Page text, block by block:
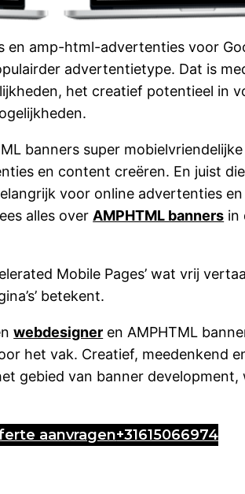
en amp-html-advertenties voor
advertentietype. Dat is
het creatief potentieel in
banners super mobielvriendelijke
en content creëren. En juist
voor online advertenties en
alles overAMPHTML banners in
Mobile Pages’ wat vrij
betekent.
webdesigner en AMPHTML
het vak. Creatief, meedenkend
gebied van banner development,
aanvragen+31615066974